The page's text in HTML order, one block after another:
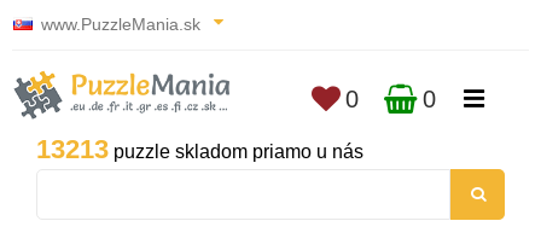
www.PuzzleMania.sk
13213 puzzle skladom priamo u nás
0 0